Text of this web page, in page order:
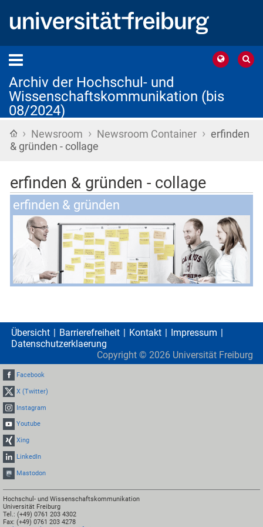
Archiv der Hochschul- und
Wissenschaftskommunikation (bis
08/2024)
Startseite
› Newsroom › Newsroom Container › erfinden
& gründen - collage
erfinden & gründen - collage
erfinden & gründen
Übersicht Barrierefreiheit Kontakt
Impressum
Datenschutzerklaerung
Copyright © 2026 Universität Freiburg
Facebook
X (Twitter)
Instagram
Youtube
Xing
LinkedIn
Mastodon
Hochschul- und Wissenschaftskommunikation
Universität Freiburg
Tel.: (+49) 0761 203 4302
Fax: (+49) 0761 203 4278